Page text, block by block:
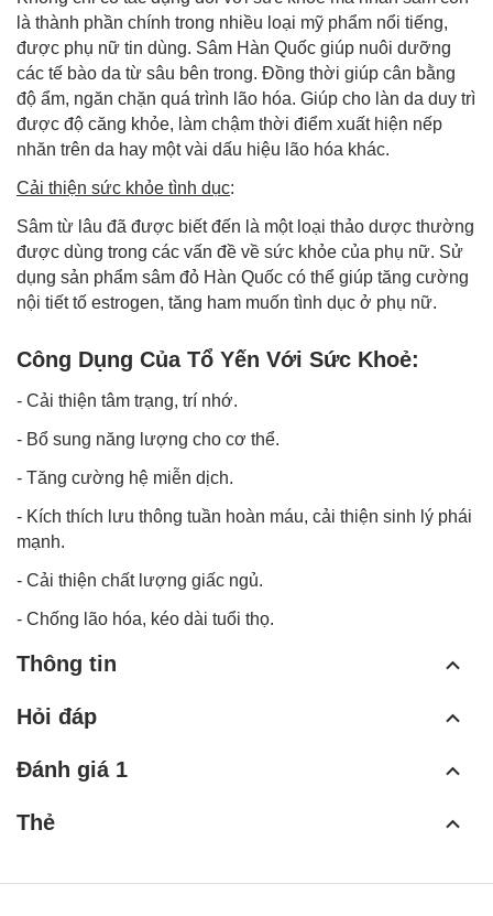
là thành phần chính trong nhiều loại mỹ phẩm nổi tiếng,
được phụ nữ tin dùng. Sâm Hàn Quốc giúp nuôi dưỡng
các tế bào da từ sâu bên trong. Đồng thời giúp cân bằng
độ ẩm, ngăn chặn quá trình lão hóa. Giúp cho làn da duy trì
được độ căng khỏe, làm chậm thời điểm xuất hiện nếp
nhăn trên da hay một vài dấu hiệu lão hóa khác.
Cải thiện sức khỏe tình dục:
Sâm từ lâu đã được biết đến là một loại thảo dược thường
được dùng trong các vấn đề về sức khỏe của phụ nữ. Sử
dụng sản phẩm sâm đỏ Hàn Quốc có thể giúp tăng cường
nội tiết tố estrogen, tăng ham muốn tình dục ở phụ nữ.
Công Dụng Của Tổ Yến Với Sức Khoẻ:
- Cải thiện tâm trạng, trí nhớ.
- Bổ sung năng lượng cho cơ thể.
- Tăng cường hệ miễn dịch.
- Kích thích lưu thông tuần hoàn máu, cải thiện sinh lý phái
mạnh.
- Cải thiện chất lượng giấc ngủ.
- Chống lão hóa, kéo dài tuổi thọ.
Thông tin
Hỏi đáp
Đánh giá 1
Thẻ